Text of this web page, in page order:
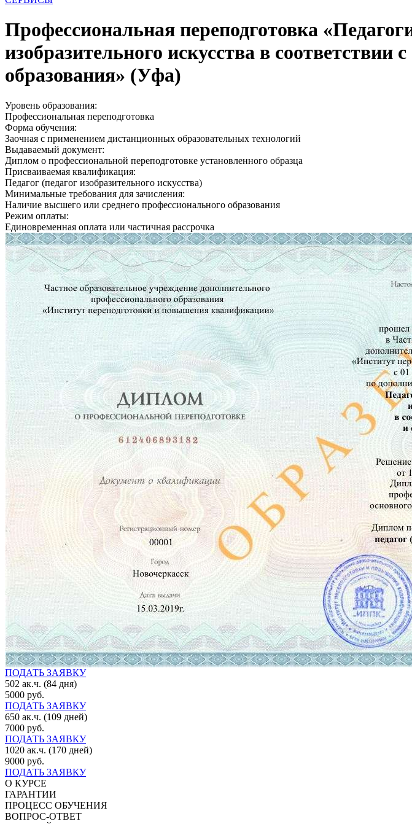
Профессиональная переподготовка
изобразительного искусства в
образования» (Уфа)
Уровень образования:
Профессиональная переподготовка
Форма обучения:
Заочная с применением дистанционных образовательных технологий
Выдаваемый документ:
Диплом о профессиональной переподготовке установленного образца
Присваиваемая квалификация:
Педагог (педагог изобразительного искусства)
Минимальные требования для зачисления:
Наличие высшего или среднего профессионального образования
Режим оплаты:
Единовременная оплата или частичная рассрочка
ПОДАТЬ ЗАЯВКУ
502 ак.ч. (84 дня)
5000 руб.
ПОДАТЬ ЗАЯВКУ
650 ак.ч. (109 дней)
7000 руб.
ПОДАТЬ ЗАЯВКУ
1020 ак.ч. (170 дней)
9000 руб.
ПОДАТЬ ЗАЯВКУ
О КУРСЕ
ГАРАНТИИ
ПРОЦЕСС ОБУЧЕНИЯ
ВОПРОС-ОТВЕТ